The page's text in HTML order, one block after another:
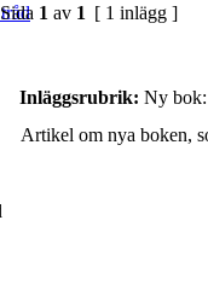
Sida 1 av 1 [ 1 inlägg ]
Inläggsrubrik: Ny
Artikel om nya boken,